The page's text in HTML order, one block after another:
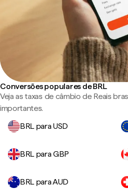
Conversões populares de BRL
Veja as taxas de câmbio de Reais
importantes.
BRL para USD
BRL para GBP
BRL para AUD